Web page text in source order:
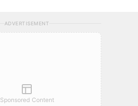
ADVERTISEMENT
Sponsored Content